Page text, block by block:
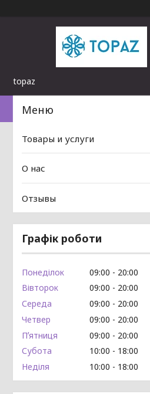
topaz
Товары и услуги
О нас
Отзывы
Графік роботи
Понеділок 09:00
20:00
Вівторок
09:00
20:00
Середа
09:00
20:00
Четвер
09:00
20:00
Пʼятниця
09:00
20:00
Субота
10:00
18:00
Неділя
10:00 18:00